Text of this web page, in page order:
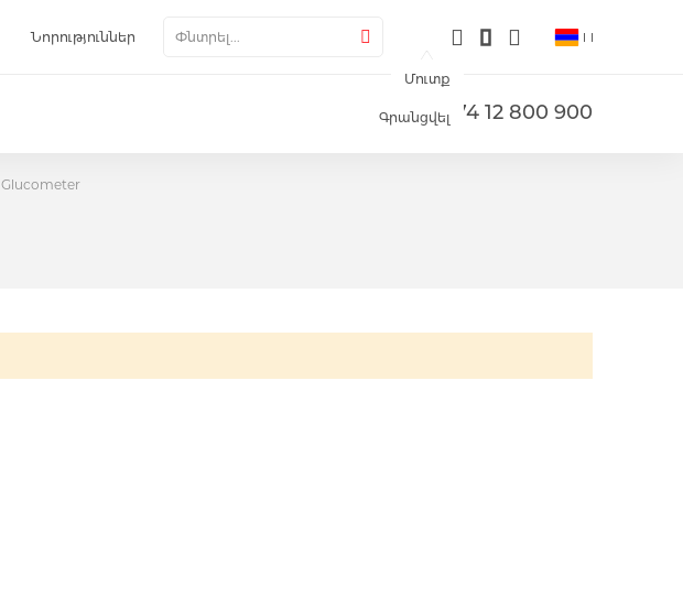
Նորություններ Գալերիա
+374 12 800 900
Մուտք
Գրանցվել
Փնտրել
Glucometer